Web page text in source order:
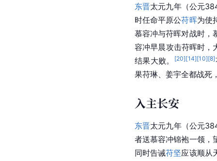
东晋太元九年（公元
时任命平原公苻晖为使
慕容冲与苻晖对战时，
容冲早晨攻击苻晖时，
结果大败。
[20][14][10][8]
果苻琳、姜宇全都战死
入主长安
东晋太元九年（公元
者送慕容冲锦袍一领，
同时告诫苻坚应该顺从